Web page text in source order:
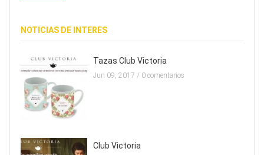
NOTICIAS DE INTERES
Tazas Club Victoria
Jun 09, 2017 / 0 comentarios
Club Victoria